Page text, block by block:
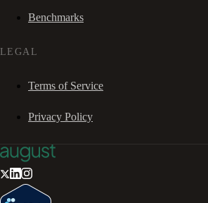
Benchmarks
LEGAL
Terms of Service
Privacy Policy